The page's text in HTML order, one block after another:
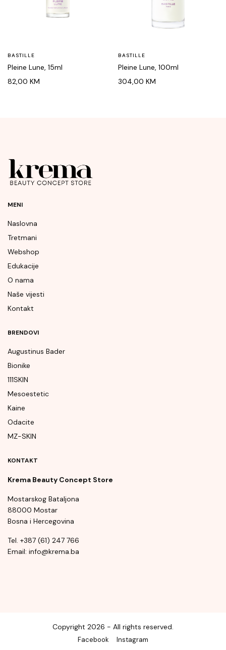
BASTILLE
Pleine Lune, 15ml
82,00 KM
BASTILLE
Pleine Lune, 100ml
304,00 KM
MENI
Naslovna
Tretmani
Webshop
Edukacije
O nama
Naše vijesti
Kontakt
BRENDOVI
Augustinus Bader
Bionike
111SKIN
Mesoestetic
Kaine
Odacite
MZ-SKIN
KONTAKT
Krema Beauty Concept Store
Mostarskog Bataljona
88000 Mostar
Bosna i Hercegovina
Tel. +387 (61) 247 766
Email: info@krema.ba
Copyright 2026 - All rights reserved.
Facebook Instagram